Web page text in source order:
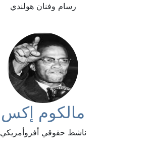
رسام وفنان هولندي
مالكوم إكس
ناشط حقوقي أفروأمريكي